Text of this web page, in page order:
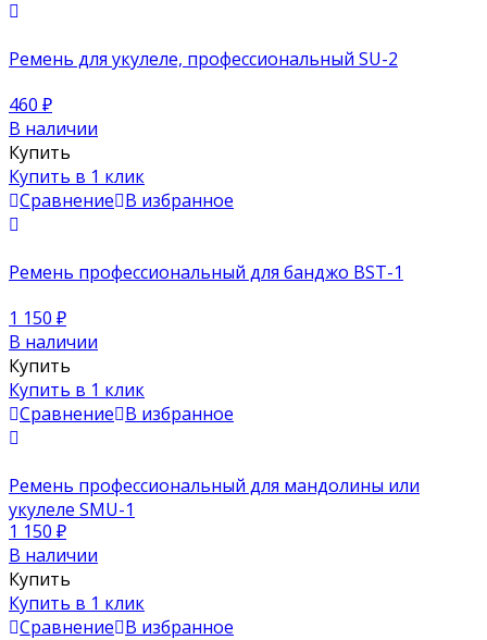
Ремень для укулеле, профессиональный SU-2
460 ₽
В наличии
Купить
Купить в 1 клик
Сравнение В избранное
Ремень профессиональный для банджо BST-1
1 150 ₽
В наличии
Купить
Купить в 1 клик
Сравнение В избранное
Ремень профессиональный для мандолины или
укулеле SMU-1
1 150 ₽
В наличии
Купить
Купить в 1 клик
Сравнение В избранное